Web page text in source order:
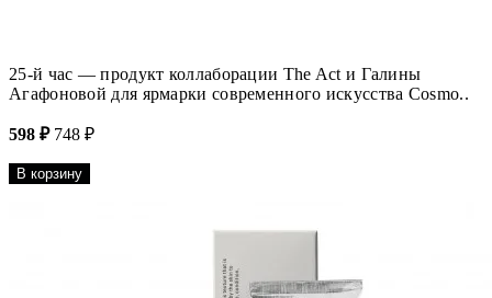
25-й час — продукт коллаборации The Act и Галины
Агафоновой для ярмарки современного искусства Cosmo..
598 ₽ 748 ₽
В корзину